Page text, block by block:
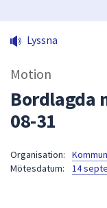
Lyssna
Motion
Bordlagda
08-31
Organisation:
Mötesdatum:
14